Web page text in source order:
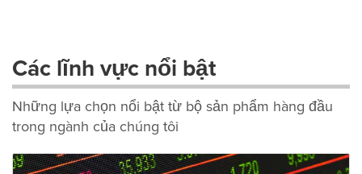
Các lĩnh vực nổi bật
Những lựa chọn nổi bật từ bộ sản phẩm hàng đầu
trong ngành của chúng tôi